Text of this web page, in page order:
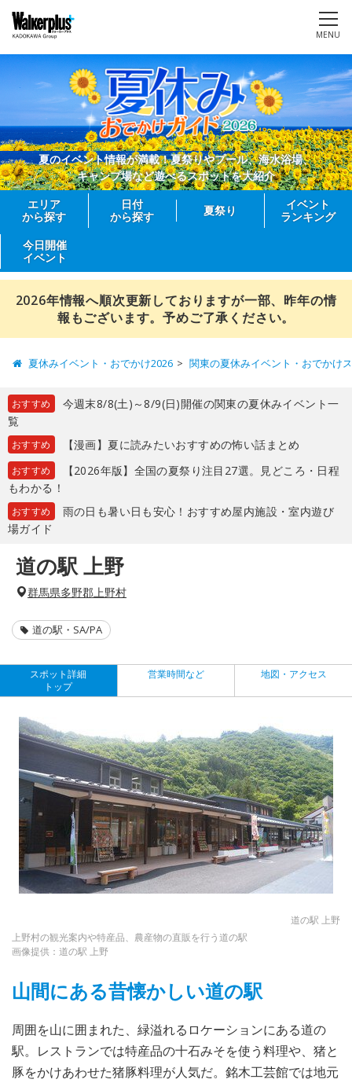
MENU
夏のイベント情報が満載！夏祭りやプール、海水浴場、
キャンプ場など遊べるスポットを大紹介
エリア
から探す
日付
から探す
夏祭り
イベント
ランキング
今日開催
イベント
2026年情報へ順次更新しておりますが一部、昨年の情
報もございます。予めご了承ください。
夏休みイベント・おでかけ2026 関東の夏休みイベント・おでかけ
おすすめ
今週末8/8(土)～8/9(日)開催の関東の夏休みイベント一
覧
おすすめ 【漫画】夏に読みたいおすすめの怖い話まとめ
おすすめ
【2026年版】全国の夏祭り注目27選。見どころ・日程
もわかる！
おすすめ
雨の日も暑い日も安心！おすすめ屋内施設・室内遊び
場ガイド
道の駅 上野
群馬県多野郡上野村
道の駅・SA/PA
スポット詳細
トップ
営業時間など 地図・アクセス
道の駅 上野
上野村の観光案内や特産品、農産物の直販を行う道の駅
画像提供：道の駅 上野
山間にある昔懐かしい道の駅
周囲を山に囲まれた、緑溢れるロケーションにある道の
駅。レストランでは特産品の十石みそを使う料理や、猪と
豚をかけあわせた猪豚料理が人気だ。銘木工芸館では地元